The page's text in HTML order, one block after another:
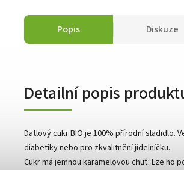
Popis Diskuze
Detailní popis
Datlový cukr BIO je 100% přírodní sladidlo.
diabetiky nebo pro zkvalitnění jídelníčku.
Cukr má jemnou karamelovou chuť. Lze ho